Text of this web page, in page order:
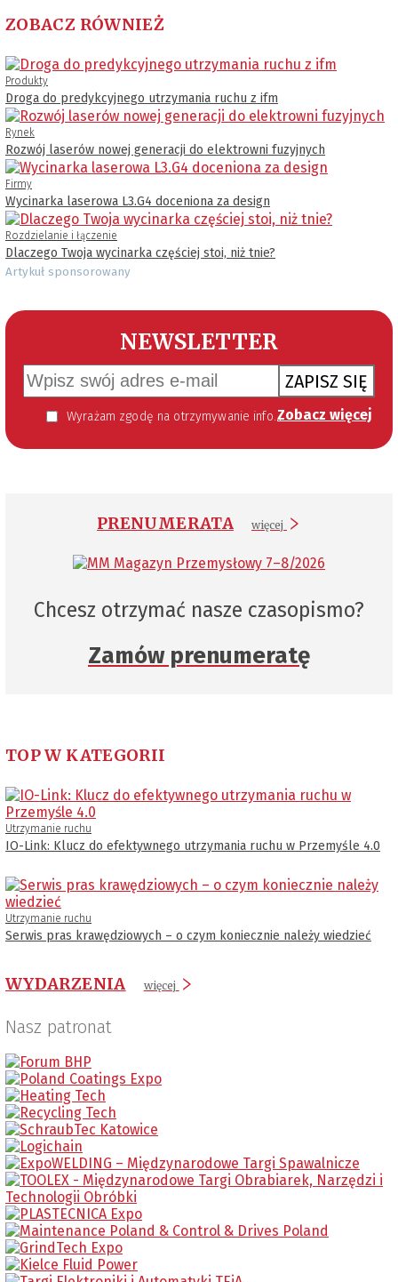
ZOBACZ RÓWNIEŻ
Produkty
Droga do predykcyjnego utrzymania ruchu z ifm
Rynek
Rozwój laserów nowej generacji do elektrowni fuzyjnych
Firmy
Wycinarka laserowa L3.G4 doceniona za design
Rozdzielanie i łączenie
Dlaczego Twoja wycinarka częściej stoi, niż tnie?
Artykuł sponsorowany
NEWSLETTER
ZAPISZ SIĘ
Wyrażam zgodę na otrzymywanie informacji handlowej kierowanej do mnie za pomocą środków komunikacji elektronicznej w szczególności poczty elektronicznej zgodnie z przepisem art. 10 ust 2 ustawy z dnia 18 lipca 2002 roku o świadczeniu usług drogą elektroniczną (Dz. U. 144 z 2002 r. poz. 1204). Zgoda jest dobrowolna, jednak jej wyrażenie jest konieczne, aby otrzymywać newsletter. Zobacz więcej
PRENUMERATA więcej
Chcesz otrzymać nasze czasopismo?
Zamów prenumeratę
TOP W KATEGORII
Utrzymanie ruchu
IO-Link: Klucz do efektywnego utrzymania ruchu w Przemyśle 4.0
Utrzymanie ruchu
Serwis pras krawędziowych – o czym koniecznie należy wiedzieć
WYDARZENIA więcej
Nasz patronat